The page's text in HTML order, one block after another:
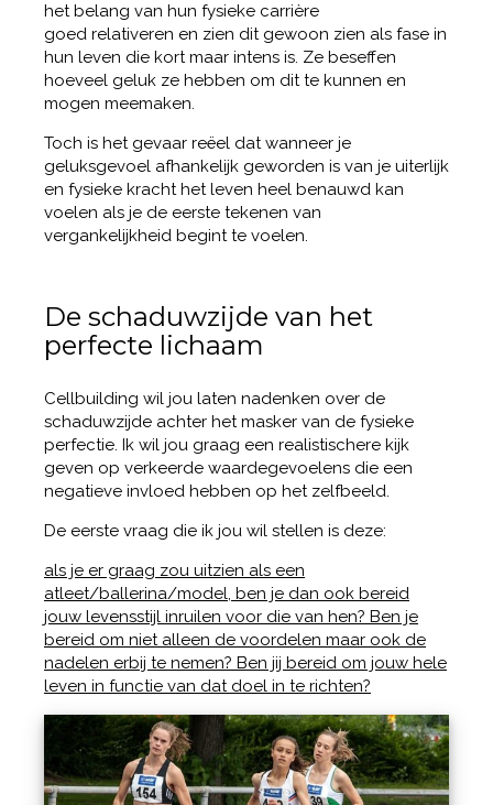
het belang van hun fysieke carrière
goed relativeren en zien dit gewoon zien als fase in
hun leven die kort maar intens is. Ze beseffen
hoeveel geluk ze hebben om dit te kunnen en
mogen meemaken.
Toch is het gevaar reëel dat wanneer je
geluksgevoel afhankelijk geworden is van je uiterlijk
en fysieke kracht het leven heel benauwd kan
voelen als je de eerste tekenen van
vergankelijkheid begint te voelen.
De schaduwzijde van het
perfecte lichaam
Cellbuilding wil jou laten nadenken over de
schaduwzijde achter het masker van de fysieke
perfectie. Ik wil jou graag een realistischere kijk
geven op verkeerde waardegevoelens die een
negatieve invloed hebben op het zelfbeeld.
De eerste vraag die ik jou wil stellen is deze:
als je er graag zou uitzien als een
atleet/ballerina/model, ben je dan ook bereid
jouw levensstijl inruilen voor die van hen? Ben je
bereid om niet alleen de voordelen maar ook de
nadelen erbij te nemen? Ben jij bereid om jouw hele
leven in functie van dat doel in te richten?